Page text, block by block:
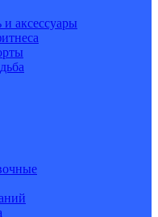
аксессуары